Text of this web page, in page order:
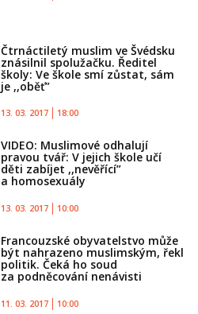
Čtrnáctiletý muslim ve Švédsku
znásilnil spolužačku. Ředitel
školy: Ve škole smí zůstat, sám
je ,,oběť”
13. 03. 2017 18:00
VIDEO: Muslimové odhalují
pravou tvář: V jejich škole učí
děti zabíjet ,,nevěřící”
a homosexuály
13. 03. 2017 10:00
Francouzské obyvatelstvo může
být nahrazeno muslimským, řekl
politik. Čeká ho soud
za podněcování nenávisti
11. 03. 2017 10:00